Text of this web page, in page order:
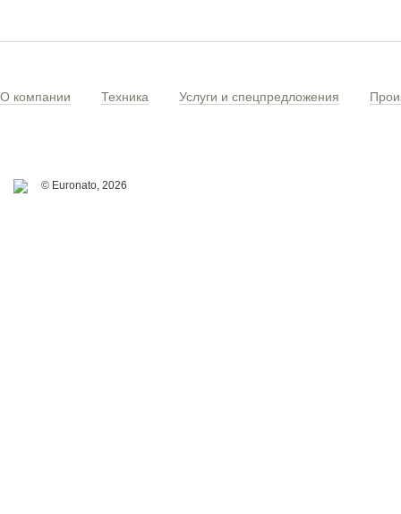
О компании Техника Услуги и спецпредложения
© Euronato, 2026